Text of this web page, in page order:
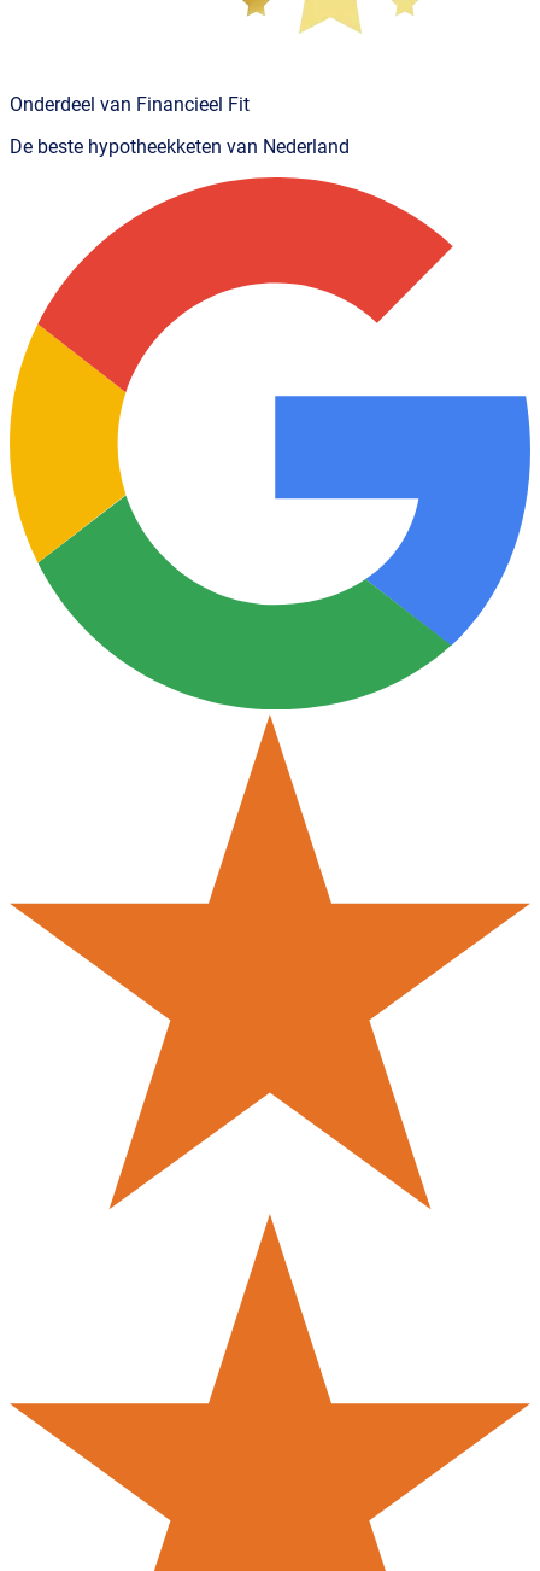
Onderdeel van Financieel Fit
De beste hypotheekketen van Nederland